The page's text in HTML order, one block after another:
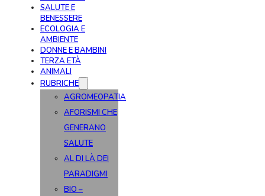
SALUTE E
BENESSERE
ECOLOGIA E
AMBIENTE
DONNE E BAMBINI
TERZA ETÀ
ANIMALI
RUBRICHE
AGROMEOPATIA
AFORISMI CHE
GENERANO
SALUTE
AL DI LÀ DEI
PARADIGMI
BIO –